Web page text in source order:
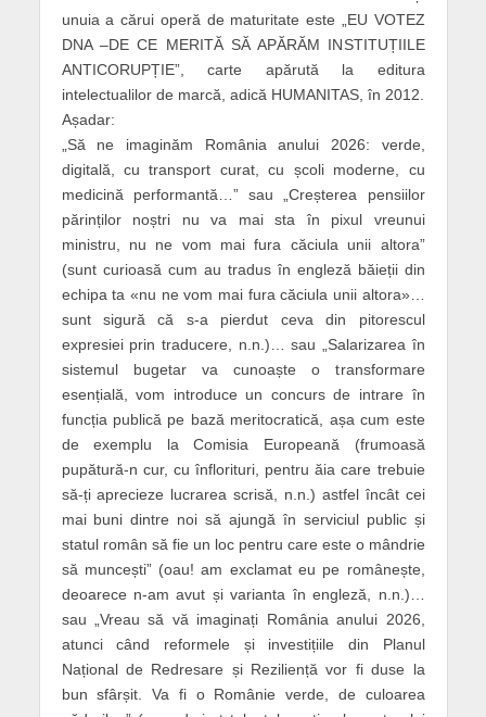
unuia a cărui operă de maturitate este „EU VOTEZ
DNA –DE CE MERITĂ SĂ APĂRĂM INSTITUȚIILE
ANTICORUPȚIE”, carte apărută la editura
intelectualilor de marcă, adică HUMANITAS, în 2012.
Așadar:
„Să ne imaginăm România anului 2026: verde,
digitală, cu transport curat, cu școli moderne, cu
medicină performantă…” sau „Creșterea pensiilor
părinților noștri nu va mai sta în pixul vreunui
ministru, nu ne vom mai fura căciula unii altora”
(sunt curioasă cum au tradus în engleză băieții din
echipa ta «nu ne vom mai fura căciula unii altora»…
sunt sigură că s-a pierdut ceva din pitorescul
expresiei prin traducere, n.n.)… sau „Salarizarea în
sistemul bugetar va cunoaște o transformare
esențială, vom introduce un concurs de intrare în
funcția publică pe bază meritocratică, așa cum este
de exemplu la Comisia Europeană (frumoasă
pupătură-n cur, cu înflorituri, pentru ăia care trebuie
să-ți aprecieze lucrarea scrisă, n.n.) astfel încât cei
mai buni dintre noi să ajungă în serviciul public și
statul român să fie un loc pentru care este o mândrie
să muncești” (oau! am exclamat eu pe românește,
deoarece n-am avut și varianta în engleză, n.n.)…
sau „Vreau să vă imaginați România anului 2026,
atunci când reformele și investițiile din Planul
Național de Redresare și Reziliență vor fi duse la
bun sfârșit. Va fi o Românie verde, de culoarea